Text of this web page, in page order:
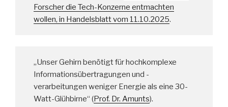
Forscher die Tech-Konzerne entmachten
wollen, in Handelsblatt vom 11.10.2025.
„Unser Gehirn benötigt für hochkomplexe
Informationsübertragungen und -
verarbeitungen weniger Energie als eine 30-
Watt-Glühbirne“ (Prof. Dr. Amunts).